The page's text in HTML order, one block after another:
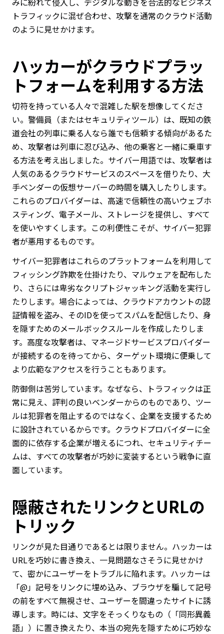
トラフィックに混ぜ合わせ、攻撃を通常のクラウド活動
のように見せかけます。
ハッカーがクラウドプラッ
トフォームを利用する方法
切符を持っている人々で混雑した駅を想像してくださ
い。警備員（またはセキュリティツール）は、既知の鉄
道会社の列車に乗る人なら誰でも信頼する傾向があるた
め、攻撃者は列車に忍び込み、他の乗客と一緒に乗車す
る方法を考え出しました。サイバー用語では、攻撃者は
人気のあるクラウドサービスのスペースを借りたり、大
手ベンダーの仮想サーバーの時間を購入したりします。
これらのプロバイダーは、高速で信頼性の高いウェブホ
スティング、電子メール、ストレージを提供し、すべて
を使いやすくします。この利便性こそが、サイバー犯罪
者が悪用するものです。
サイバー犯罪者はこれらのプラットフォームを利用して
フィッシング詐欺を仕掛けたり、マルウェアを配布した
り、さらには卑劣なクリプトジャッキング活動を実行し
たりします。場合によっては、クラウドアカウントの認
証情報を盗み、そのIDを使ってスパムを配信したり、身
を隠すためのメールボックスルールを作成したりしま
す。高度な攻撃者は、マネージドサービスプロバイダー
が接続するのを待ってから、ターゲット環境に便乗して
より広範なアクセスを行うこともあります。
防御側は苦労しています。なぜなら、トラフィックは正
常に見え、評判の良いベンダーからのものであり、ツー
ルは犯罪者を阻止するのではなく、企業を支援するため
に設計されているからです。クラウドプロバイダーに全
面的に依存する企業が増えるにつれ、セキュリティチー
ムは、すべての攻撃者が巧妙に変装するという戦争に直
面しています。
隠蔽されたリンクとURLの
トリック
リンクが見た目通りであるとは限りません。ハッカーは
URLを巧妙に書き換え、一見問題なさそうに見せかけ
て、密かにユーザーをトラブルに陥れます。ハッカーは
「@」記号をリンクに埋め込み、ブラウザを騙して記号
の前をすべて無視させ、ユーザーを間違ったサイトに誘
導します。時には、文字をそっくりなもの（「同形異義
語」）に置き換えたり、本当の宛先を隠すために巧妙な